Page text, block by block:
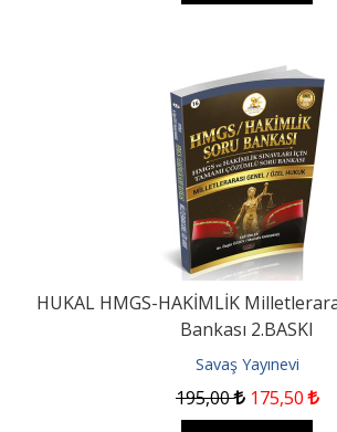
HUKAL HMGS-HAKİMLİK
Bankası 2.BASKI
Savaş Yayınevi
195,00 175,50